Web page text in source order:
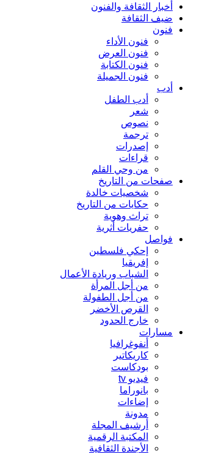
أخبار الثقافة والفنون
ضيف الثقافة
فنون
فنون الأداء
فنون العرض
فنون الكتابة
فنون الجميلة
أدب
أدب الطفل
شعر
نصوص
ترجمة
إصدرات
قراءات
من وحي القلم
صفحات من التاريخ
شخصيات خالدة
حكايات من التاريخ
تراث وهوية
حفريات أثرية
فواصل
إحكي فلسطين
إفريقيا
الشباب وريادة الأعمال
من أجل المرأة
من أجل الطفولة
القرص الأخضر
خارج الحدود
مسارات
أنفوغرافيا
كاريكاتير
بودكاست
فيديو tv
بانوراما
إضاءات
مدونة
أرشيف المجلة
المكتبة الرقمية
الأجندة الثقافية